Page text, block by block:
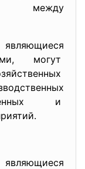
между
могут
и